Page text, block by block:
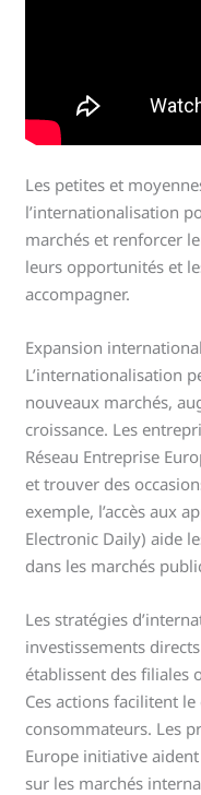
Les petites et
l’internationalisation
marchés et renforcer
leurs opportunités et
accompagner.
Expansion
L’internationalisation
nouveaux marchés,
croissance. Les
Réseau Entreprise
et trouver des
exemple, l’accès aux
Electronic Daily) aide
dans les marchés
Les stratégies
investissements
établissent des filiales
Ces actions facilitent
consommateurs. Les
Europe initiative
sur les marchés